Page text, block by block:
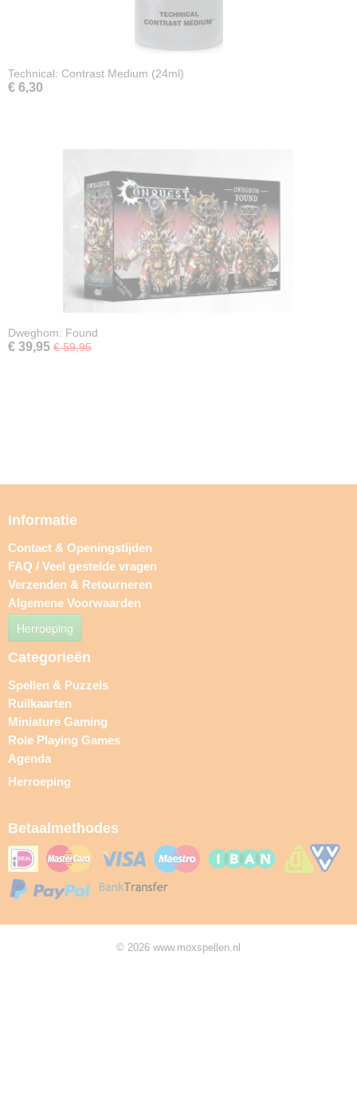
Technical: Contrast Medium (24ml)
€ 6,30
Dweghom: Found
€ 39,95 € 59,95
Informatie
Contact & Openingstijden
FAQ / Veel gestelde vragen
Verzenden & Retourneren
Algemene Voorwaarden
Herroeping
Categorieën
Spellen & Puzzels
Ruilkaarten
Miniature Gaming
Role Playing Games
Agenda
Herroeping
Betaalmethodes
© 2026 www.moxspellen.nl